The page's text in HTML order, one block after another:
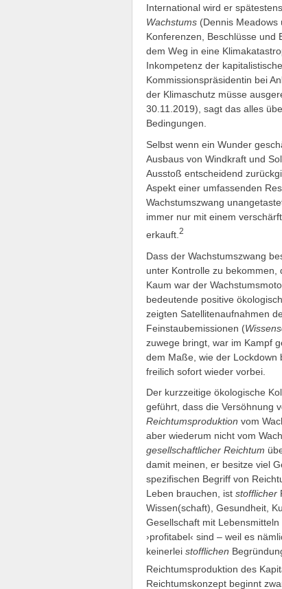
International wird er
Wachstums (Dennis
Konferenzen, Beschlüsse und
dem Weg in eine
Inkompetenz der
Kommissionspräsidentin bei
der Klimaschutz müsse
30.11.2019), sagt das alles
Bedingungen.
Selbst wenn ein Wunder
Ausbaus von Windkraft und
Ausstoß entscheidend
Aspekt einer umfassenden
Wachstumszwang
immer nur mit einem
erkauft. 2
Dass der Wachstumszwang
unter Kontrolle zu bekommen,
Kaum war der
bedeutende positive
zeigten Satellitenaufnahmen
Feinstaubemissionen (
zuwege bringt, war im Kampf
dem Maße, wie der Lockdown
freilich sofort wieder vorbei.
Der kurzzeitige ökologische
geführt, dass die Versöhnung
Reichtumsproduktion vom
aber wiederum nicht vom
gesellschaftlicher Reichtum
damit meinen, er besitze viel
spezifischen Begriff von
Leben brauchen, ist stofflicher
Wissen(schaft), Gesundheit,
Gesellschaft mit
›profitabel‹ sind – weil es
keinerlei stofflichen
Reichtumsproduktion des
Reichtumskonzept beginnt